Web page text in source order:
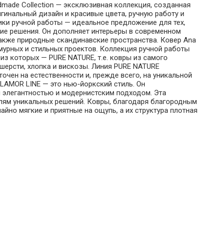
Collection — эксклюзивная коллекция, созданная
дизайн и красивые цвета, ручную работу и
ручной работы — идеальное предложение для тех,
решения. Он дополняет интерьеры в современном
природные скандинавские пространства. Ковер Ana
и стильных проектов. Коллекция ручной работы
которых — PURE NATURE, т.е. ковры из самого
хлопка и вискозы. Линия PURE NATURE
на естественности и, прежде всего, на уникальной
LINE — это нью-йоркский стиль. Он
элегантностью и модернистским подходом. Эта
уникальных решений. Ковры, благодаря благородным
мягкие и приятные на ощупь, а их структура плотная